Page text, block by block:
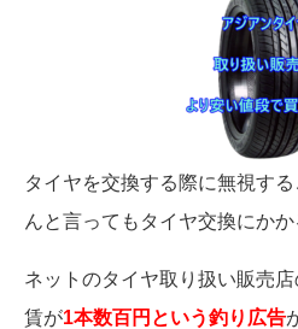
タイヤを交換する際に無視す
んと言ってもタイヤ交換にかか
ネットのタイヤ取り扱い販売
賃が1本数百円という釣り広告